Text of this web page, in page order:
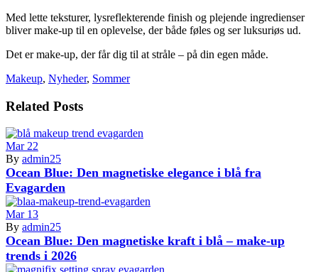
Med lette teksturer, lysreflekterende finish og plejende ingredienser
bliver make-up til en oplevelse, der både føles og ser luksuriøs ud.
Det er make-up, der får dig til at stråle – på din egen måde.
Makeup, Nyheder, Sommer
Related Posts
Mar 22
By admin25
Ocean Blue: Den magnetiske elegance i blå fra
Evagarden
Mar 13
By admin25
Ocean Blue: Den magnetiske kraft i blå – make-up
trends i 2026